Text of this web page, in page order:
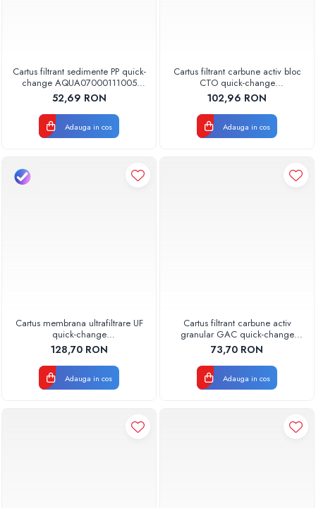
Cartus filtrant sedimente PP quick-
change AQUA07000111005
Aquapur Valhoh Valrom
52,69 RON
Adauga in cos
Cartus filtrant carbune activ bloc
CTO quick-change
AQUA07010411000 Aquapur
Valhoh Valrom
102,96 RON
Adauga in cos
Cartus membrana ultrafiltrare UF
quick-change
AQUA08000011001 Aquapur
Valhoh Valrom
128,70 RON
Adauga in cos
Cartus filtrant carbune activ
granular GAC quick-change
AQUA07000511000 Aquapur
Valhoh Valrom
73,70 RON
Adauga in cos